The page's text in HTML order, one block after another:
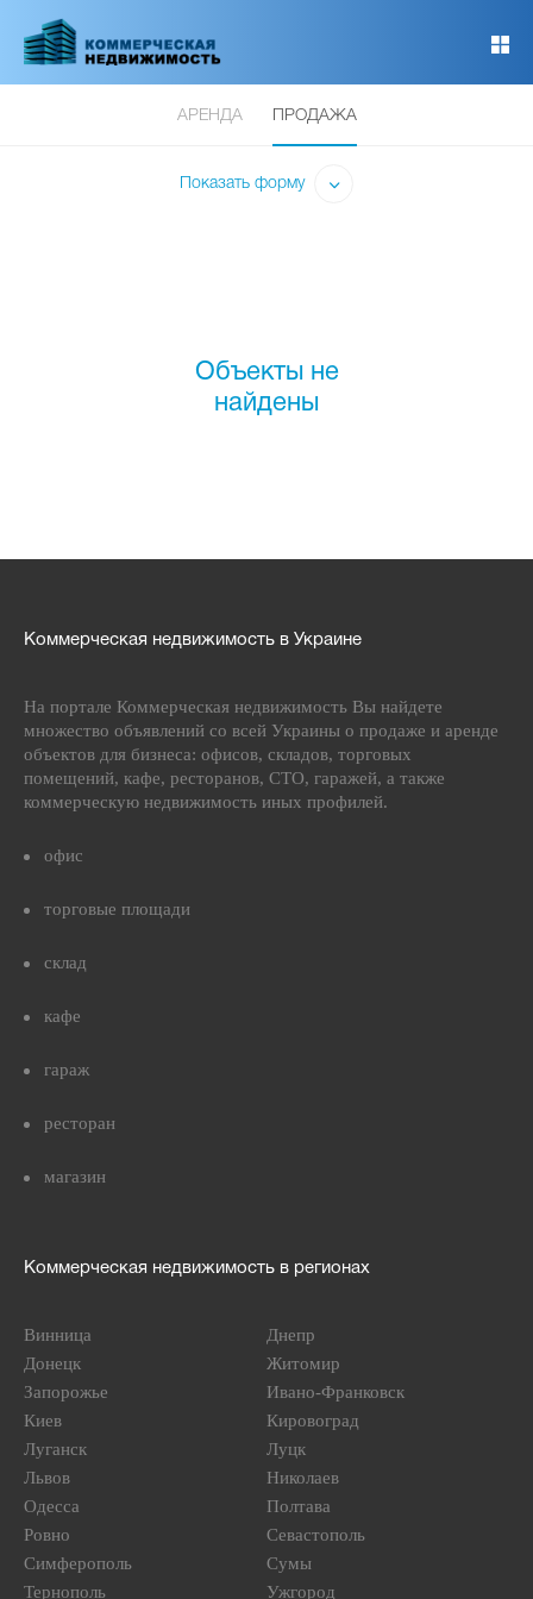
основному
АРЕНДА ПРОДАЖА
Показать форму
Объекты не
найдены
Коммерческая недвижимость в Украине
На портале Коммерческая недвижимость Вы найдете
множество объявлений со всей Украины о продаже и аренде
объектов для бизнеса: офисов, складов, торговых
помещений, кафе, ресторанов, СТО, гаражей, а также
коммерческую недвижимость иных профилей.
офис
торговые площади
склад
кафе
гараж
ресторан
магазин
Коммерческая недвижимость в регионах
Винница
Днепр
Донецк
Житомир
Запорожье
Ивано-Франковск
Киев
Кировоград
Луганск
Луцк
Львов
Николаев
Одесса
Полтава
Ровно
Севастополь
Симферополь
Сумы
Тернополь
Ужгород